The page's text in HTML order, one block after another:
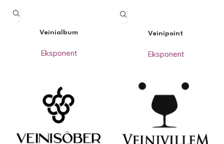
Veinialbum
Eksponent
Veinipoint
Eksponent